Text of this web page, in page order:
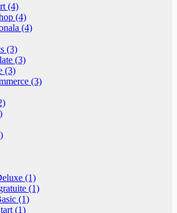
(4)
(4)
(4)
(3)
(3)
(3)
(3)
(1)
(1)
(1)
(1)